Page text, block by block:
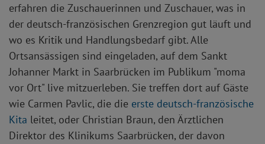
erfahren die Zuschauerinnen und Zuschauer, was in
der deutsch-französischen Grenzregion gut läuft und
wo es Kritik und Handlungsbedarf gibt. Alle
Ortsansässigen sind eingeladen, auf dem Sankt
Johanner Markt in Saarbrücken im Publikum "moma
vor Ort" live mitzuerleben. Sie treffen dort auf Gäste
wie Carmen Pavlic, die die erste deutsch-französische
Kita leitet, oder Christian Braun, den Ärztlichen
Direktor des Klinikums Saarbrücken, der davon